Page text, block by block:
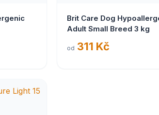
Brit Care Dog
Adult Small Breed 3 kg
od 311 Kč